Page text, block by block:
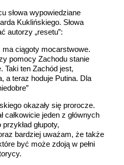
słowa wypowiedziane
Kuklińskiego. Słowa
autorzy „resetu”:
ma ciągoty mocarstwowe.
pomocy Zachodu stanie
Taki ten Zachód jest,
a teraz hoduje Putina. Dla
okazały się prorocze.
całkowicie jeden z głównych
głupoty,
bardziej uważam, że także
być może zdoją w pełni